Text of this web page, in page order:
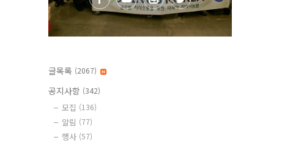
글목록 (2067)
공지사항 (342)
모집 (136)
알림 (77)
행사 (57)